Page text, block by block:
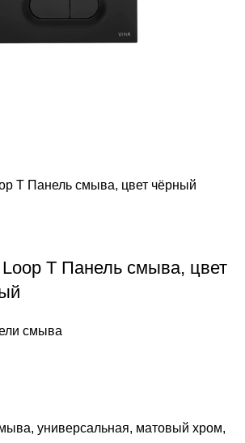
T Панель смыва, цвет
смыва